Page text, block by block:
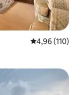
Gemiddelde
4,96 (110)